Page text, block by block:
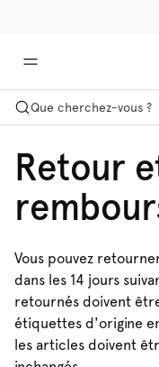
Que cherchez-vous ?
Retour
Vous pouvez
dans les 14 jours
retournés doivent
étiquettes d'origine
les articles doivent